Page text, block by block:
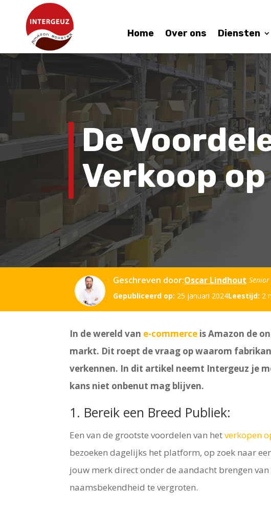
Home Over ons Diensten
De
Verkoop
Geschreven door:Oscar Lindhout
Gepubliceerd op: 25 januari 2024Leestijd: 2
In de wereld van e-commerce is Amazon de
markt. Dit roept de vraag op waarom
verkennen. In dit artikel neemt Intergeuz je
kans niet onbenut mag blijven.
1. Bereik een Breed Publiek:
Een van de grootste voordelen van hetverkopen
bezoeken dagelijks het platform, op zoek naar
jouw merk direct onder de aandacht brengen
naamsbekendheid te vergroten.